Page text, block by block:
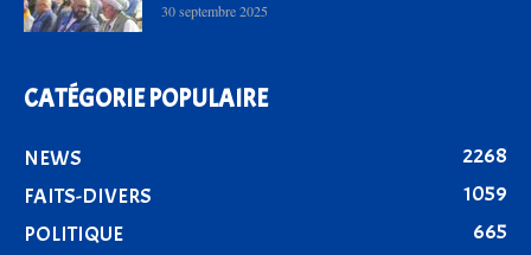
30 septembre 2025
CATÉGORIE POPULAIRE
NEWS
2268
FAITS-DIVERS
1059
POLITIQUE
665